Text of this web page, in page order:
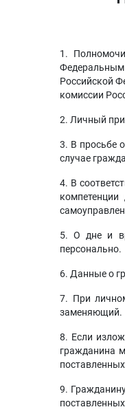
1.
Российской
комиссии
2. Личный
3. В просьбе
случае
4. В
компетенции
5. О дне и
персонально.
6. Данные о
7. При
заменяющий.
8. Если
гражданина
9.